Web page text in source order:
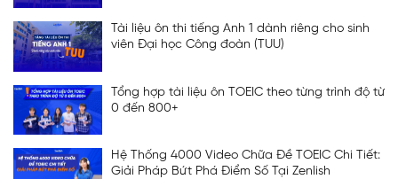
Tài liệu ôn thi tiếng Anh 1 dành riêng cho sinh
viên Đại học Công đoàn (TUU)
Tổng hợp tài liệu ôn TOEIC theo từng trình độ từ
0 đến 800+
Hệ Thống 4000 Video Chữa Đề TOEIC Chi Tiết:
Giải Pháp Bứt Phá Điểm Số Tại Zenlish